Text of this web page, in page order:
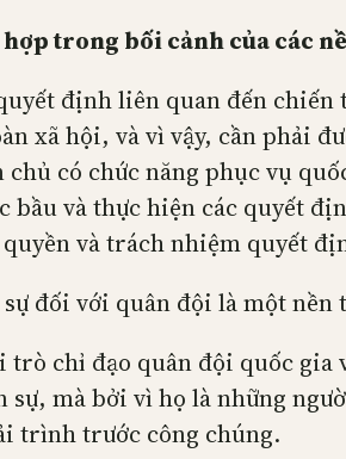
trong bối cảnh của các
định liên quan đến
xã hội, và vì vậy, cần phải
có chức năng phục vụ
bầu và thực hiện các quyết
và trách nhiệm quyết
đối với quân đội là một
trò chỉ đạo quân đội quốc
sự, mà bởi vì họ là những
trình trước công chúng.